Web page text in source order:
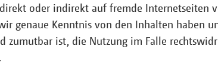
oder indirekt auf fremde Internetseiten
genaue Kenntnis von den Inhalten haben
zumutbar ist, die Nutzung im Falle